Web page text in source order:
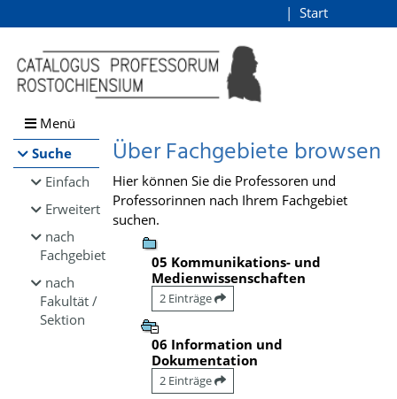
Browsen
direkt zum Inhalt
Start
Menü
Suche
Einfach
Erweitert
nach
Fachgebiet
nach
Fakultät /
Sektion
Über Fachgebiete browsen
Hier können Sie die Professoren und
Professorinnen nach Ihrem Fachgebiet
suchen.
05 Kommunikations- und
Medienwissenschaften
2 Einträge
06 Information und
Dokumentation
2 Einträge